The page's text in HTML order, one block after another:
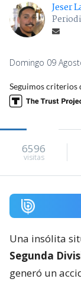
Jeser
Domingo 09
Seguimos criterios
6596
visitas
Una insólita
Segunda
generó un